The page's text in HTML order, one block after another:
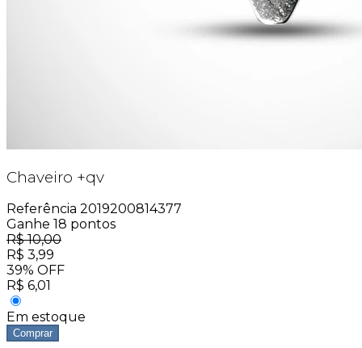
Chaveiro +qv
Referência 2019200814377
Ganhe 18 pontos
R$10,00
R$ 3,99
39% OFF
R$ 6,01
Em estoque
Comprar